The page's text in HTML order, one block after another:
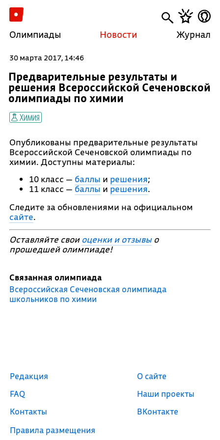
Олимпиады Новости Журнал
30 марта 2017, 14:46
Предварительные результаты и
решения Всероссийской Сеченовской
олимпиады по химии
Химия
Опубликованы предварительные результаты
Всероссийской Сеченовской олимпиады по
химии. Доступны материалы:
10 класс — баллы и решения;
11 класс — баллыи решения.
Следите за обновлениями на официальном
сайте.
Оставляйте своиоценки и отзывыо
прошедшей олимпиаде!
Связанная олимпиада
Всероссийская Сеченовская олимпиада
школьников по химии
Редакция
FAQ
Контакты
Правила размещения
О сайте
Наши проекты
ВКонтакте